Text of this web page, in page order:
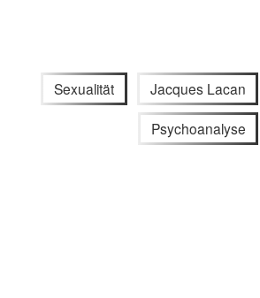
Sexualität Jacques Lacan
Psychoanalyse